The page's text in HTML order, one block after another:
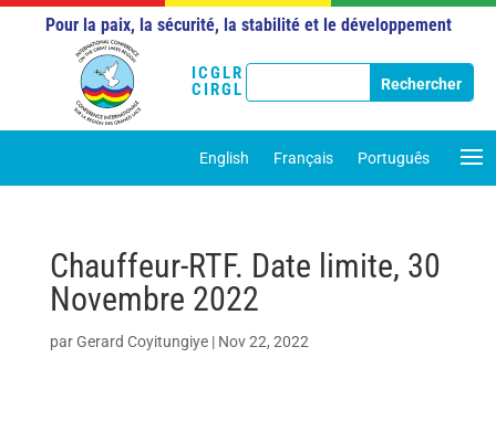
ICGLR
CIRGL
Pour la paix, la sécurité, la stabilité et le développement
English Français Português
Chauffeur-RTF. Date limite, 30
Novembre 2022
parGerard Coyitungiye| Nov 22, 2022